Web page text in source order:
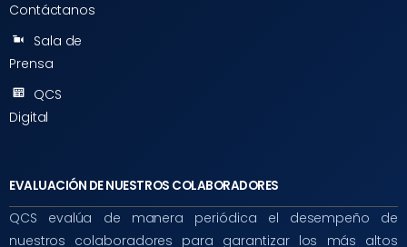
Contáctanos
Sala de
Prensa
QCS
Digital
EVALUACIÓN DE NUESTROS COLABORADORES
QCS evalúa de manera periódica el desempeño de
nuestros colaboradores para garantizar los más altos